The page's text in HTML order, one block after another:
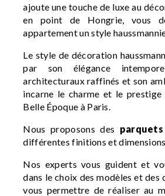
ajoute une touche de luxe au
en point de Hongrie, vous
appartement un style
Le style de décoration haussmannien se caractérise
par son élégance
architecturaux raffinés et son
incarne le charme et le
Belle Époque à Paris.
Nous proposons des
différentes finitions et dimensions
Nos experts vous guident et vous accompagnent
dans le choix des modèles et des
vous permettre de réaliser au